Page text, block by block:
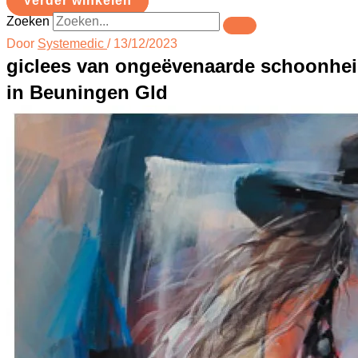
Zoeken
Door Systemedic / 13/12/2023
giclees van ongeëvenaarde
in Beuningen Gld